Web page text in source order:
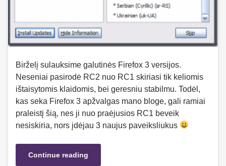
Birželį sulauksime galutinės Firefox 3 versijos.
Neseniai pasirodė RC2 nuo RC1 skiriasi tik keliomis
ištaisytomis klaidomis, bei geresniu stabilmu. Todėl,
kas seka Firefox 3 apžvalgas mano bloge, gali ramiai
praleistį šią, nes ji nuo praėjusios RC1 beveik
nesiskiria, nors įdėjau 3 naujus paveiksliukus
Continue reading